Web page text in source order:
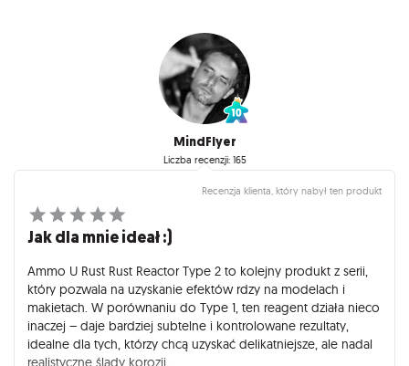
MindFlyer
Liczba recenzji: 165
Recenzja klienta, który nabył ten produkt
Jak dla mnie ideał :)
Ammo U Rust Rust Reactor Type 2 to kolejny produkt z serii,
który pozwala na uzyskanie efektów rdzy na modelach i
makietach. W porównaniu do Type 1, ten reagent działa nieco
inaczej – daje bardziej subtelne i kontrolowane rezultaty,
idealne dla tych, którzy chcą uzyskać delikatniejsze, ale nadal
realistyczne ślady korozji.